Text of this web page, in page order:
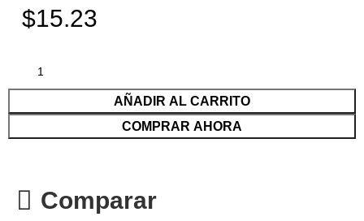
$15.23
AÑADIR AL CARRITO
COMPRAR AHORA
Comparar